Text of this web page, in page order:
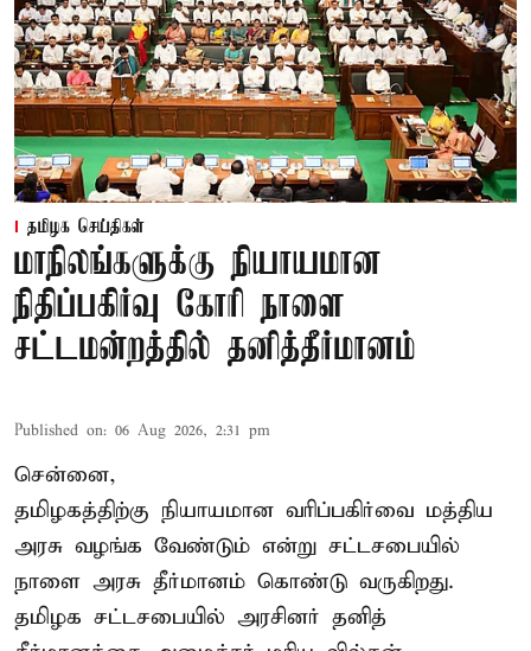
தமிழக செய்திகள்
மாநிலங்களுக்கு நியாயமான
நிதிப்பகிர்வு கோரி நாளை
சட்டமன்றத்தில் தனித்தீர்மானம்
Published on: 06 Aug 2026, 2:31 pm
சென்னை,
தமிழகத்திற்கு நியாயமான வரிப்பகிர்வை மத்திய
அரசு வழங்க வேண்டும் என்று சட்டசபையில்
நாளை அரசு தீர்மானம் கொண்டு வருகிறது.
தமிழக சட்டசபையில் அரசினர் தனித்